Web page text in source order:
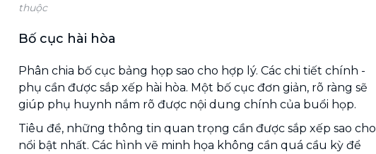
thuộc
Bố cục hài hòa
Phân chia bố cục bảng họp sao cho hợp lý. Các chi tiết chính -
phụ cần được sắp xếp hài hòa. Một bố cục đơn giản, rõ ràng sẽ
giúp phụ huynh nắm rõ được nội dung chính của buổi họp.
Tiêu đề, những thông tin quan trọng cần được sắp xếp sao cho
nổi bật nhất. Các hình vẽ minh họa không cần quá cầu kỳ để